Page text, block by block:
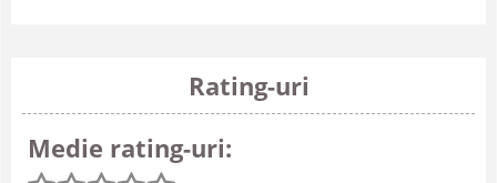
Rating-uri
Medie rating-uri: